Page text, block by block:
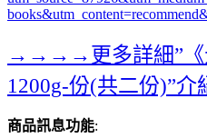
→→→→更多詳細”《
1200g-份(共二份)”介
商品訊息功能: